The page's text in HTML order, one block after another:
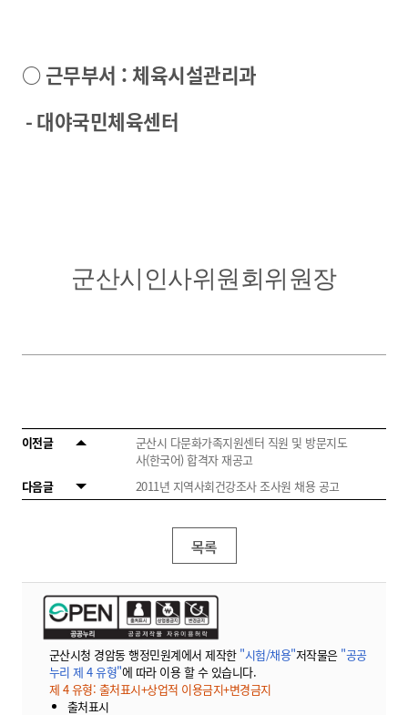
○ 근무부서 : 체육시설관리과
- 대야국민체육센터
군산시인사위원회위원장
이전글
군산시 다문화가족지원센터 직원 및 방문지도
사(한국어) 합격자 재공고
다음글
2011년 지역사회건강조사 조사원 채용 공고
목록
군산시청 경암동 행정민원계에서 제작한 "시험/채용"저작물은 "공공
누리 제 4 유형"에 따라 이용 할 수 있습니다.
제 4 유형: 출처표시+상업적 이용금지+변경금지
출처표시